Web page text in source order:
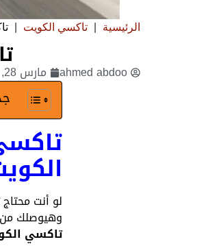
الرئيسية تاكسي الكويت
ahmed abdoo مارس 28, 2026
الكويت
لو أنت محتاج
وهيوصلك من
تاكسي